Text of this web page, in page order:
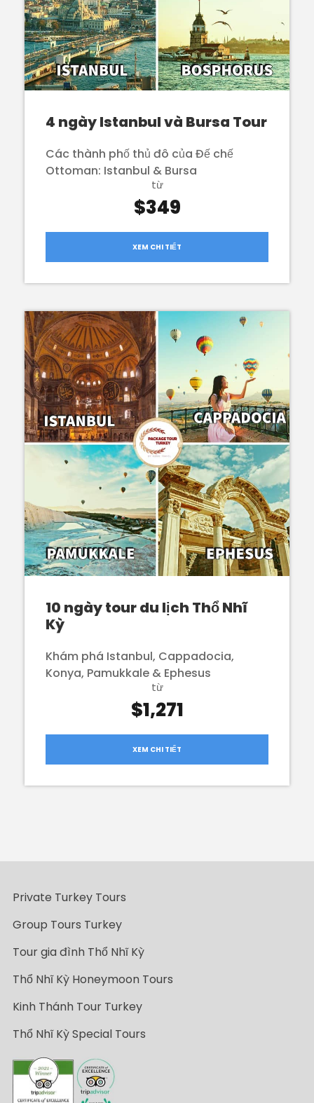
4 ngày Istanbul và Bursa Tour
Các thành phố thủ đô của Đế chế
Ottoman: Istanbul & Bursa
từ
$349
XEM CHI TIẾT
10 ngày tour du lịch Thổ Nhĩ
Kỳ
Khám phá Istanbul, Cappadocia,
Konya, Pamukkale & Ephesus
từ
$1,271
XEM CHI TIẾT
Private Turkey Tours
Group Tours Turkey
Tour gia đình Thổ Nhĩ Kỳ
Thổ Nhĩ Kỳ Honeymoon Tours
Kinh Thánh Tour Turkey
Thổ Nhĩ Kỳ Special Tours